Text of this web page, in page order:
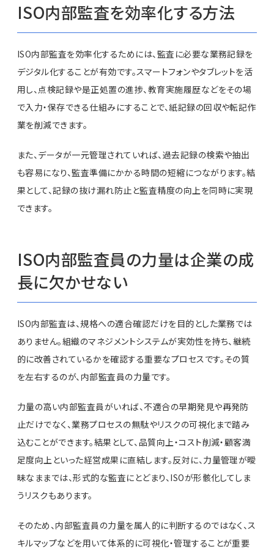
ISO内部監査を効率化する方法
ISO内部監査を効率化するためには、監査に必要な業務記録を
デジタル化することが有効です。スマートフォンやタブレットを活
用し、点検記録や是正処置の進捗、教育実施履歴などをその場
で入力・保存できる仕組みにすることで、紙記録の回収や転記作
業を削減できます。
また、データが一元管理されていれば、過去記録の検索や抽出
も容易になり、監査準備にかかる時間の短縮につながります。結
果として、記録の抜け漏れ防止と監査精度の向上を同時に実現
できます。
ISO内部監査員の力量は企業の成
長に欠かせない
ISO内部監査は、規格への適合確認だけを目的とした業務では
ありません。組織のマネジメントシステムが実効性を持ち、継続
的に改善されているかを確認する重要なプロセスです。その質
を左右するのが、内部監査員の力量です。
力量の高い内部監査員がいれば、不適合の早期発見や再発防
止だけでなく、業務プロセスの無駄やリスクの可視化まで踏み
込むことができます。結果として、品質向上・コスト削減・顧客満
足度向上といった経営成果に直結します。反対に、力量管理が曖
昧なままでは、形式的な監査にとどまり、ISOが形骸化してしま
うリスクもあります。
そのため、内部監査員の力量を属人的に判断するのではなく、ス
キルマップなどを用いて体系的に可視化・管理することが重要